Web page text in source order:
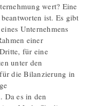
wert? Eine
ist. Es gibt
Unternehmens
einer
für eine
unter den
die Bilanzierung in
Da es in den